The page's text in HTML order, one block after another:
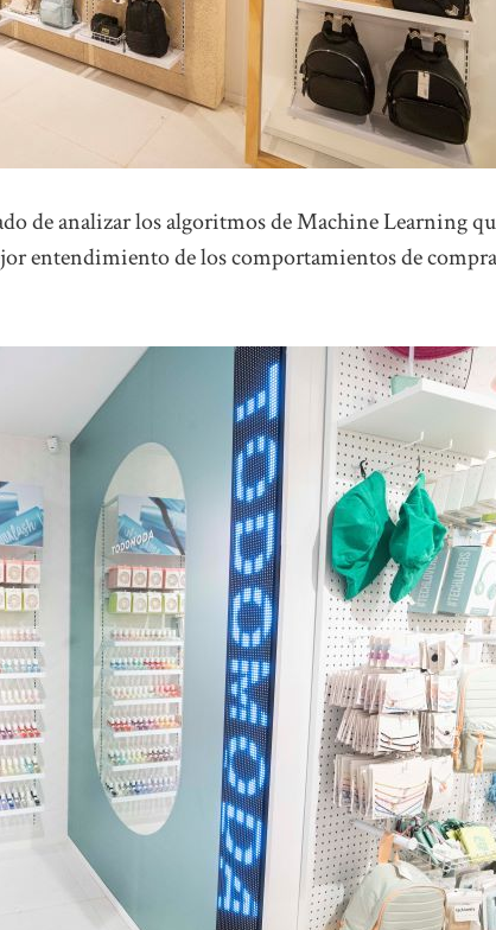
de analizar los algoritmos de Machine Learning
entendimiento de los comportamientos de